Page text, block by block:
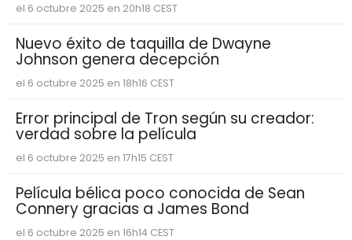
el 6 octubre 2025 en 20h18 CEST
Nuevo éxito de taquilla de Dwayne
Johnson genera decepción
el 6 octubre 2025 en 18h16 CEST
Error principal de Tron según su creador:
verdad sobre la película
el 6 octubre 2025 en 17h15 CEST
Película bélica poco conocida de Sean
Connery gracias a James Bond
el 6 octubre 2025 en 16h14 CEST